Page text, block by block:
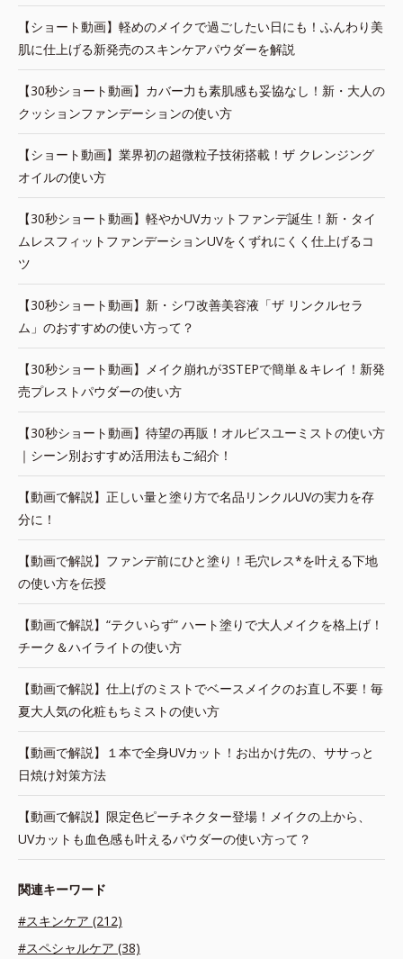
【ショート動画】軽めのメイクで過ごしたい日にも！ふんわり美
肌に仕上げる新発売のスキンケアパウダーを解説
【30秒ショート動画】カバー力も素肌感も妥協なし！新・大人の
クッションファンデーションの使い方
【ショート動画】業界初の超微粒子技術搭載！ザ クレンジング
オイルの使い方
【30秒ショート動画】軽やかUVカットファンデ誕生！新・タイ
ムレスフィットファンデーションUVをくずれにくく仕上げるコ
ツ
【30秒ショート動画】新・シワ改善美容液「ザ リンクルセラ
ム」のおすすめの使い方って？
【30秒ショート動画】メイク崩れが3STEPで簡単＆キレイ！新発
売プレストパウダーの使い方
【30秒ショート動画】待望の再販！オルビスユーミストの使い方
｜シーン別おすすめ活用法もご紹介！
【動画で解説】正しい量と塗り方で名品リンクルUVの実力を存
分に！
【動画で解説】ファンデ前にひと塗り！毛穴レス*を叶える下地
の使い方を伝授
【動画で解説】“テクいらず” ハート塗りで大人メイクを格上げ！
チーク＆ハイライトの使い方
【動画で解説】仕上げのミストでベースメイクのお直し不要！毎
夏大人気の化粧もちミストの使い方
【動画で解説】１本で全身UVカット！お出かけ先の、ササっと
日焼け対策方法
【動画で解説】限定色ピーチネクター登場！メイクの上から、
UVカットも血色感も叶えるパウダーの使い方って？
関連キーワード
#スキンケア (212)
#スペシャルケア (38)